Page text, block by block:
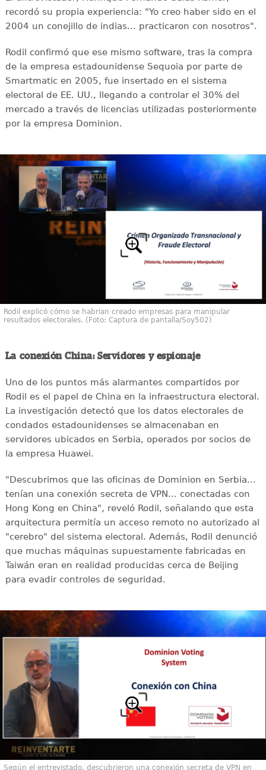
recordó su propia experiencia: "Yo creo haber sido en el
2004 un conejillo de indias... practicaron con nosotros".
Rodil confirmó que ese mismo software, tras la compra
de la empresa estadounidense Sequoia por parte de
Smartmatic en 2005, fue insertado en el sistema
electoral de EE. UU., llegando a controlar el 30% del
mercado a través de licencias utilizadas posteriormente
por la empresa Dominion.
Rodil explicó cómo se habrían creado empresas para manipular
resultados electorales. (Foto: Captura de pantalla/Soy502)
La conexión China: Servidores y espionaje
Uno de los puntos más alarmantes compartidos por
Rodil es el papel de China en la infraestructura electoral.
La investigación detectó que los datos electorales de
condados estadounidenses se almacenaban en
servidores ubicados en Serbia, operados por socios de
la empresa Huawei.
"Descubrimos que las oficinas de Dominion en Serbia...
tenían una conexión secreta de VPN... conectadas con
Hong Kong en China", reveló Rodil, señalando que esta
arquitectura permitía un acceso remoto no autorizado al
"cerebro" del sistema electoral. Además, Rodil denunció
que muchas máquinas supuestamente fabricadas en
Taiwán eran en realidad producidas cerca de Beijing
para evadir controles de seguridad.
Según el entrevistado, descubrieron una conexión secreta de VPN en